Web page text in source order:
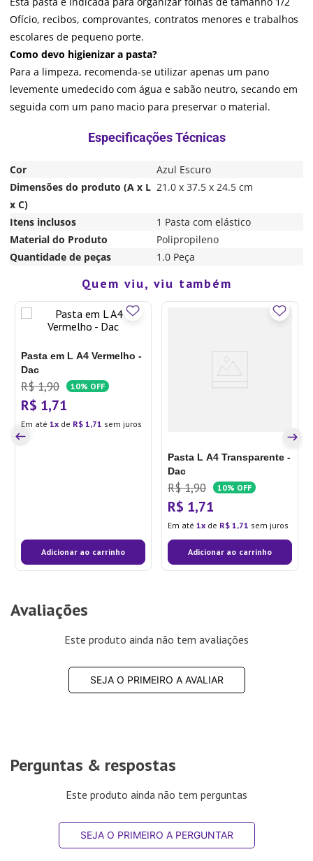
Ofício, recibos, comprovantes, contratos menores e trabalhos
escolares de pequeno porte.
Como devo higienizar a pasta?
Para a limpeza, recomenda-se utilizar apenas um pano
levemente umedecido com água e sabão neutro, secando em
seguida com um pano macio para preservar o material.
Cor
Azul Escuro
Dimensões do produto (A x L
x C)
21.0 x 37.5 x 24.5 cm
Itens inclusos
1 Pasta com elástico
Material do Produto
Polipropileno
Quantidade de peças
1.0 Peça
em até deR$ 4,41 sem juros
COMPRAR
Quem viu, viu também
Pasta em L A4 Vermelho -
Dac
R$ 1,90 10% OFF
R$ 1,71
Em até 1 de R$ 1,71 sem juros
Adicionar ao carrinho
Pasta L A4 Transparente -
Dac
R$ 1,90 10% OFF
R$ 1,71
Em até 1 de R$ 1,71 sem juros
Adicionar ao carrinho
Avaliações
Este produto ainda não tem avaliações
SEJA O PRIMEIRO A AVALIAR
Perguntas & respostas
Este produto ainda não tem perguntas
SEJA O PRIMEIRO A PERGUNTAR